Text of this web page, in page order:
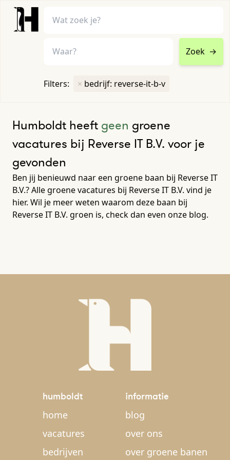
Zoek →
Filters: × bedrijf: reverse-it-b-v
Humboldt heeft geen groene
vacatures bij Reverse IT B.V. voor je
gevonden
Ben jij benieuwd naar een groene baan bij Reverse IT
B.V.? Alle groene vacatures bij Reverse IT B.V. vind je
hier. Wil je meer weten waarom deze baan bij
Reverse IT B.V. groen is, check dan even onze blog.
humboldt
home
vacatures
bedrijven
informatie
blog
over ons
over groene banen